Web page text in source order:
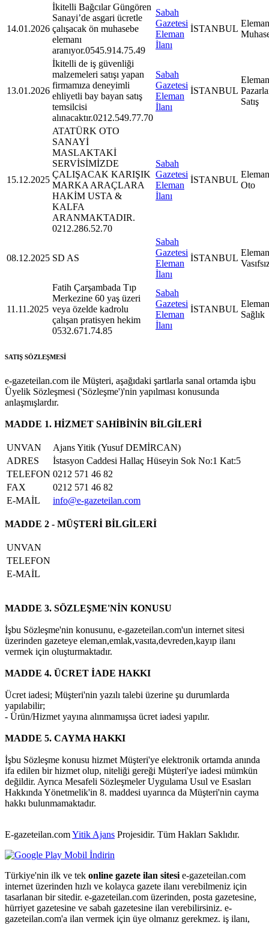
14.01.2026
İkitelli Bağcılar Güngören
Sanayi’de asgari ücretle
çalışacak ön muhasebe
elemanı
aranıyor.0545.914.75.49
Sabah
Gazetesi
Eleman
İlanı
İSTANBUL
13.01.2026
İkitelli de iş güvenliği
malzemeleri satışı yapan
firmamıza deneyimli
ehliyetli bay bayan satış
temsilcisi
alınacaktır.0212.549.77.70
Sabah
Gazetesi
Eleman
İlanı
İSTANBUL
Satış
15.12.2025
ATATÜRK OTO
SANAYİ
MASLAKTAKİ
SERVİSİMİZDE
ÇALIŞACAK KARIŞIK
MARKA ARAÇLARA
HAKİM USTA &
KALFA
ARANMAKTADIR.
0212.286.52.70
Sabah
Gazetesi
Eleman
İlanı
İSTANBUL
Oto
08.12.2025 SD AS
Sabah
Gazetesi
Eleman
İlanı
İSTANBUL
11.11.2025
Fatih Çarşambada Tıp
Merkezine 60 yaş üzeri
veya özelde kadrolu
çalışan pratisyen hekim
0532.671.74.85
Sabah
Gazetesi
Eleman
İlanı
İSTANBUL
Sağlık
SATIŞ SÖZLEŞMESİ
e-gazeteilan.com ile Müşteri, aşağıdaki şartlarla sanal ortamda işbu
Üyelik Sözleşmesi ('Sözleşme')'nin yapılması konusunda
anlaşmışlardır.
MADDE 1. HİZMET SAHİBİNİN BİLGİLERİ
UNVAN
Ajans Yitik (Yusuf DEMİRCAN)
ADRES
İstasyon Caddesi Hallaç Hüseyin Sok No:1 Kat:5
TELEFON 0212 571 46 82
FAX
0212 571 46 82
E-MAİL
info@e-gazeteilan.com
MADDE 2 - MÜŞTERİ BİLGİLERİ
UNVAN
TELEFON
E-MAİL
MADDE 3. SÖZLEŞME'NİN KONUSU
İşbu Sözleşme'nin konusunu, e-gazeteilan.com'un internet sitesi
üzerinden gazeteye eleman,emlak,vasıta,devreden,kayıp ilanı
vermek için oluşturmaktadır.
MADDE 4. ÜCRET İADE HAKKI
Ücret iadesi; Müşteri'nin yazılı talebi üzerine şu durumlarda
yapılabilir;
- Ürün/Hizmet yayına alınmamışsa ücret iadesi yapılır.
MADDE 5. CAYMA HAKKI
İşbu Sözleşme konusu hizmet Müşteri'ye elektronik ortamda anında
ifa edilen bir hizmet olup, niteliği gereği Müşteri'ye iadesi mümkün
değildir. Ayrıca Mesafeli Sözleşmeler Uygulama Usul ve Esasları
Hakkında Yönetmelik'in 8. maddesi uyarınca da Müşteri'nin cayma
hakkı bulunmamaktadır.
E-gazeteilan.comYitik Ajans Projesidir. Tüm Hakları Saklıdır.
Türkiye'nin ilk ve tek online gazete ilan sitesi e-gazeteilan.com
internet üzerinden hızlı ve kolayca gazete ilanı verebilmeniz için
tasarlanan bir sitedir. e-gazeteilan.com üzerinden, posta gazetesine,
hürriyet gazetesine ve sabah gazetesine ilan verebilirsiniz. e-
gazeteilan.com'a ilan vermek için üye olmanız gerekmez. iş ilanı,